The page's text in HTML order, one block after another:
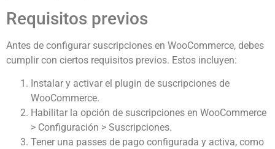
Requisitos previos
Antes de configurar suscripciones en WooCommerce, debes
cumplir con ciertos requisitos previos. Estos incluyen:
Instalar y activar el plugin de suscripciones de
WooCommerce.
Habilitar la opción de suscripciones en WooCommerce
> Configuración > Suscripciones.
Tener una passes de pago configurada y activa, como